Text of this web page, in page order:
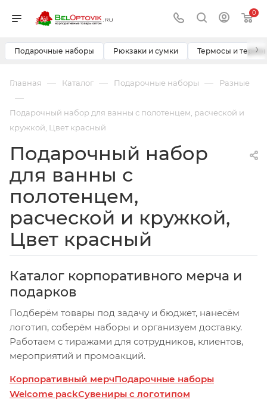
0
Подарочные наборы Рюкзаки и сумки Термосы и ›
Главная — Каталог — Подарочные наборы — Разные
—
Подарочный набор для ванны с полотенцем, расческой и
кружкой, Цвет красный
Подарочный набор
для ванны с
полотенцем,
расческой и кружкой,
Цвет красный
Каталог корпоративного мерча и
подарков
Подберём товары под задачу и бюджет, нанесём
логотип, соберём наборы и организуем доставку.
Работаем с тиражами для сотрудников, клиентов,
мероприятий и промоакций.
Корпоративный мерчПодарочные наборы
Welcome packСувениры с логотипом